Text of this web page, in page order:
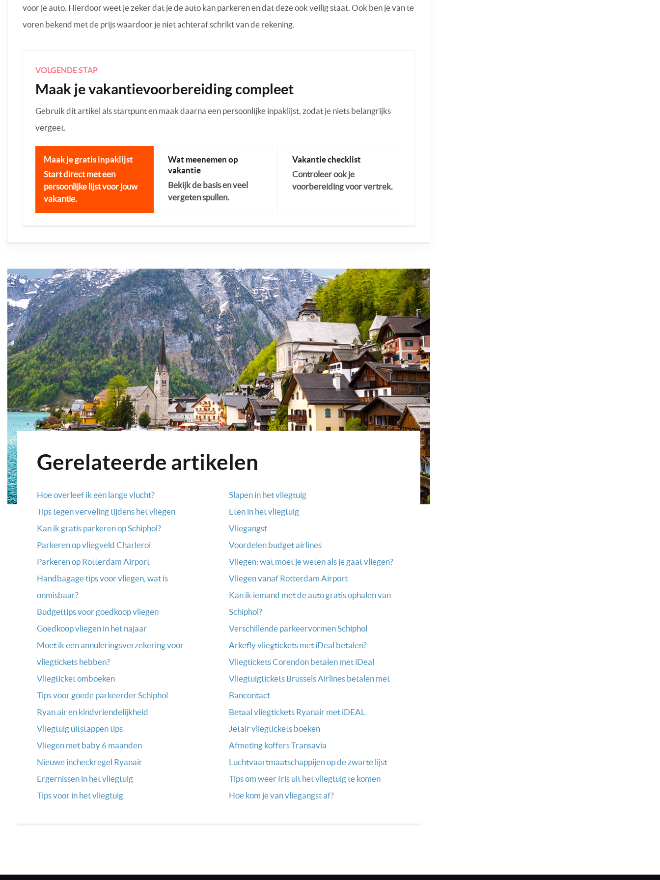
voor je auto. Hierdoor weet je zeker dat je de auto kan parkeren en dat deze ook veilig staat. Ook ben je van te
voren bekend met de prijs waardoor je niet achteraf schrikt van de rekening.
VOLGENDE STAP
Maak je vakantievoorbereiding compleet
Gebruik dit artikel als startpunt en maak daarna een persoonlijke inpaklijst, zodat je niets belangrijks
vergeet.
Maak je gratis inpaklijst
Start direct met een
persoonlijke lijst voor jouw
vakantie.
Wat meenemen op
vakantie
Bekijk de basis en veel
vergeten spullen.
Vakantie checklist
Controleer ook je
voorbereiding voor vertrek.
Gerelateerde artikelen
Hoe overleef ik een lange vlucht?
Tips tegen verveling tijdens het vliegen
Kan ik gratis parkeren op Schiphol?
Parkeren op vliegveld Charleroi
Parkeren op Rotterdam Airport
Handbagage tips voor vliegen, wat is
onmisbaar?
Budgettips voor goedkoop vliegen
Goedkoop vliegen in het najaar
Moet ik een annuleringsverzekering voor
vliegtickets hebben?
Vliegticket omboeken
Tips voor goede parkeerder Schiphol
Ryan air en kindvriendelijkheid
Vliegtuig uitstappen tips
Vliegen met baby 6 maanden
Nieuwe incheckregel Ryanair
Ergernissen in het vliegtuig
Tips voor in het vliegtuig
Slapen in het vliegtuig
Eten in het vliegtuig
Vliegangst
Voordelen budget airlines
Vliegen: wat moet je weten als je gaat vliegen?
Vliegen vanaf Rotterdam Airport
Kan ik iemand met de auto gratis ophalen van
Schiphol?
Verschillende parkeervormen Schiphol
Arkefly vliegtickets met iDeal betalen?
Vliegtickets Corendon betalen met iDeal
Vliegtuigtickets Brussels Airlines betalen met
Bancontact
Betaal vliegtickets Ryanair met iDEAL
Jetair vliegtickets boeken
Afmeting koffers Transavia
Luchtvaartmaatschappijen op de zwarte lijst
Tips om weer fris uit het vliegtuig te komen
Hoe kom je van vliegangst af?